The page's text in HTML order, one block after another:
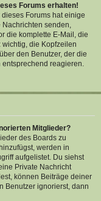
Forums erhalten!
Forums hat einige
senden,
die komplette E-Mail, die
die Kopfzeilen
den Benutzer, der die
entsprechend reagieren.
Mitglieder?
des Boards zu
werden in
aufgelistet. Du siehst
Private Nachricht
können Beiträge deiner
Benutzer ignorierst, dann